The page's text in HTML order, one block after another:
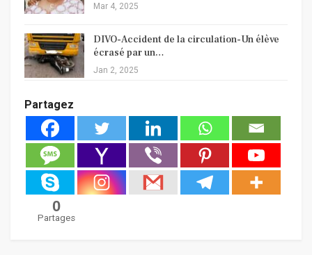
Mar 4, 2025
DIVO-Accident de la circulation-Un élève
écrasé par un…
Jan 2, 2025
Partagez
0
Partages